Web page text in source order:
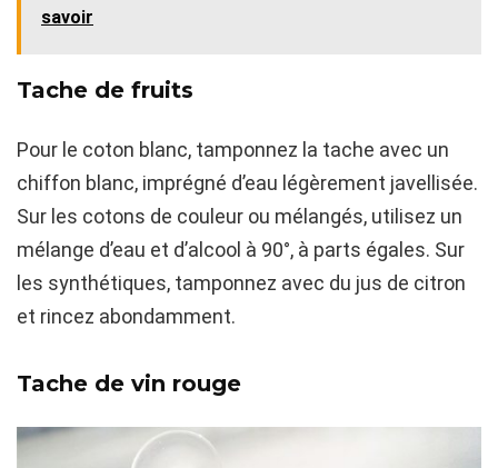
savoir
Tache de fruits
Pour le coton blanc, tamponnez la tache avec un
chiffon blanc, imprégné d’eau légèrement javellisée.
Sur les cotons de couleur ou mélangés, utilisez un
mélange d’eau et d’alcool à 90°, à parts égales. Sur
les synthétiques, tamponnez avec du jus de citron
et rincez abondamment.
Tache de vin rouge